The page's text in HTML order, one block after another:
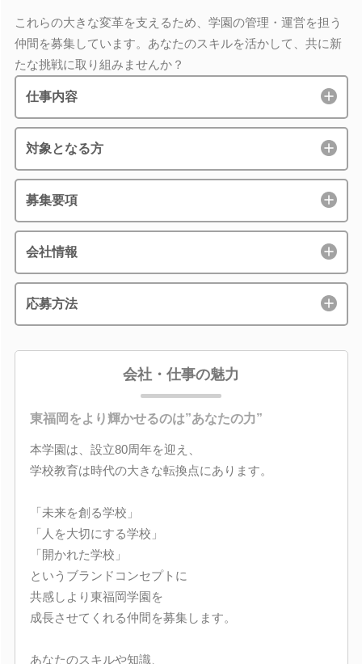
これらの大きな変革を支えるため、学園の管理・運営を担う
仲間を募集しています。あなたのスキルを活かして、共に新
たな挑戦に取り組みませんか？
仕事内容
対象となる方
募集要項
会社情報
応募方法
会社・仕事の魅力
東福岡をより輝かせるのは”あなたの力”
本学園は、設立80周年を迎え、
学校教育は時代の大きな転換点にあります。
「未来を創る学校」
「人を大切にする学校」
「開かれた学校」
というブランドコンセプトに
共感しより東福岡学園を
成長させてくれる仲間を募集します。
あなたのスキルや知識、